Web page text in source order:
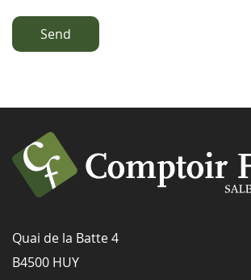
Send
Quai de la Batte 4
B4500 HUY